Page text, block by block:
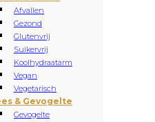
Afvallen
Gezond
Glutenvrij
Suikervrij
Koolhydraatarm
Vegan
Vegetarisch
& Gevogelte
Gevogelte